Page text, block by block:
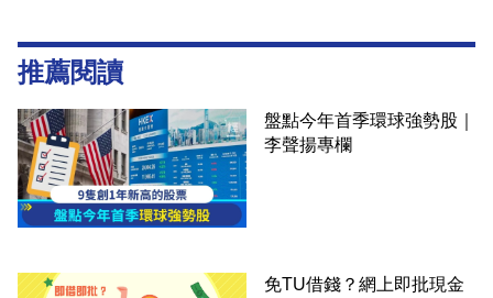
推薦閱讀
盤點今年首季環球強勢股｜
李聲揚專欄
免TU借錢？網上即批現金